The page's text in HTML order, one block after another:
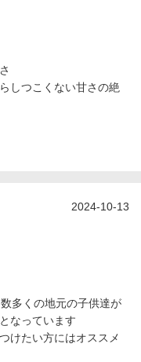
しつこくない甘さの絶
2024-10-13
多くの地元の子供達が
なっています
けたい方にはオススメ